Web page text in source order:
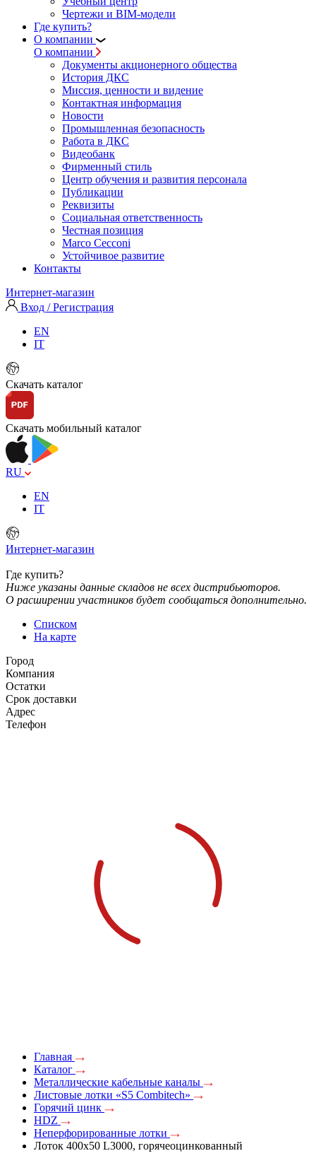
Чертежи и BIM-модели
Где купить?
О компании
О компании
Документы акционерного общества
История ДКС
Миссия, ценности и видение
Контактная информация
Новости
Промышленная безопасность
Работа в ДКС
Видеобанк
Фирменный стиль
Центр обучения и развития персонала
Публикации
Реквизиты
Социальная ответственность
Честная позиция
Marco Cecconi
Устойчивое развитие
Контакты
Интернет-магазин
Вход / Регистрация
EN
IT
Скачать каталог
Скачать мобильный каталог
RU
EN
IT
Интернет-магазин
Где купить?
Ниже указаны данные складов не всех дистрибьюторов.
О расширении участников будет сообщаться дополнительно.
Списком
На карте
Город
Компания
Остатки
Срок доставки
Адрес
Телефон
Главная
Каталог
Металлические кабельные каналы
Листовые лотки «S5 Combitech»
Горячий цинк
HDZ
Неперфорированные лотки
Лоток 400х50 L3000, горячеоцинкованный